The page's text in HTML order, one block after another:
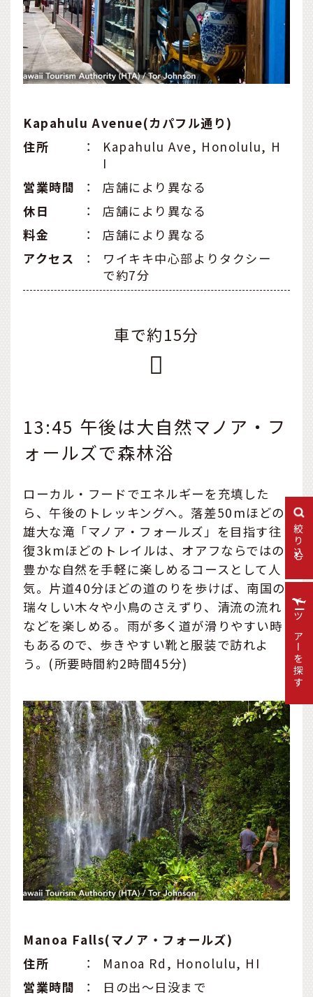
絞り込む
Kapahulu Avenue(カパフル通り)
住所
：
Kapahulu Ave, Honolulu, H
I
営業時間
：
店舗により異なる
休日
：
店舗により異なる
料金
：
店舗により異なる
アクセス
：
ワイキキ中心部よりタクシー
で約7分
車で約15分
13:45 午後は大自然マノア・フ
ォールズで森林浴
ローカル・フードでエネルギーを充填した
ら、午後のトレッキングへ。落差50mほどの
雄大な滝「マノア・フォールズ」を目指す往
復3kmほどのトレイルは、オアフならではの
豊かな自然を手軽に楽しめるコースとして人
気。片道40分ほどの道のりを歩けば、南国の
瑞々しい木々や小鳥のさえずり、清流の流れ
などを楽しめる。雨が多く道が滑りやすい時
もあるので、歩きやすい靴と服装で訪れよ
う。(所要時間約2時間45分)
Manoa Falls(マノア・フォールズ)
住所
：
Manoa Rd, Honolulu, HI
営業時間
：
日の出～日没まで
ツアーを探す